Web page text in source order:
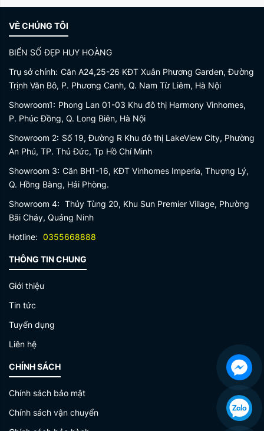
VỀ CHÚNG TÔI
BIỂN SỐ ĐẸP HUY HOÀNG
Trụ sở chính: Căn A24,25-26 KĐT Xuân Phương Garden, Đường
Trịnh Văn Bô, P. Phương Canh, Q. Nam Từ Liêm, Hà Nội
Showroom1: Phong Lan 01-03 Khu đô thị Harmony Vinhomes,
P. Phúc Đồng, Q. Long Biên, Hà Nội
Showroom 2: Số 19, Đường R Khu đô thị LakeView City, Phường
An Phú, TP. Thủ Đức, Tp Hồ Chí Minh
Showroom 3: Căn BH1-16, KĐT Vinhomes Imperia, Thượng Lý,
Q. Hồng Bàng, Hải Phòng.
Showroom 4: Thủy Tùng 20, Khu Sun Premier Village, Phường
Bãi Cháy, Quảng Ninh
Hotline: 0355668888
THÔNG TIN CHUNG
Giới thiệu
Tin tức
Tuyển dụng
Liên hệ
CHÍNH SÁCH
Chính sách bảo mật
Chính sách vận chuyển